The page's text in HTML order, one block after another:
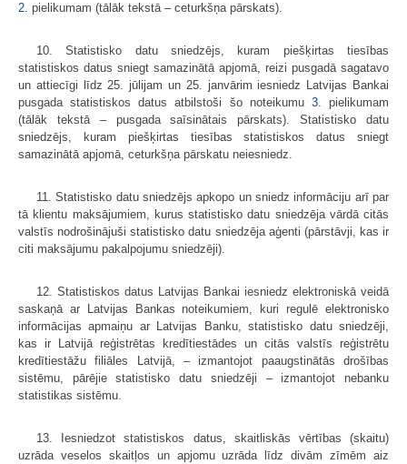
2. pielikumam (tālāk tekstā – ceturkšņa pārskats).
10. Statistisko datu sniedzējs, kuram piešķirtas tiesības
statistiskos datus sniegt samazinātā apjomā, reizi pusgadā sagatavo
un attiecīgi līdz 25. jūlijam un 25. janvārim iesniedz Latvijas Bankai
pusgada statistiskos datus atbilstoši šo noteikumu 3. pielikumam
(tālāk tekstā – pusgada saīsinātais pārskats). Statistisko datu
sniedzējs, kuram piešķirtas tiesības statistiskos datus sniegt
samazinātā apjomā, ceturkšņa pārskatu neiesniedz.
11. Statistisko datu sniedzējs apkopo un sniedz informāciju arī par
tā klientu maksājumiem, kurus statistisko datu sniedzēja vārdā citās
valstīs nodrošinājuši statistisko datu sniedzēja aģenti (pārstāvji, kas ir
citi maksājumu pakalpojumu sniedzēji).
12. Statistiskos datus Latvijas Bankai iesniedz elektroniskā veidā
saskaņā ar Latvijas Bankas noteikumiem, kuri regulē elektronisko
informācijas apmaiņu ar Latvijas Banku, statistisko datu sniedzēji,
kas ir Latvijā reģistrētas kredītiestādes un citās valstīs reģistrētu
kredītiestāžu filiāles Latvijā, – izmantojot paaugstinātās drošības
sistēmu, pārējie statistisko datu sniedzēji – izmantojot nebanku
statistikas sistēmu.
13. Iesniedzot statistiskos datus, skaitliskās vērtības (skaitu)
uzrāda veselos skaitļos un apjomu uzrāda līdz divām zīmēm aiz